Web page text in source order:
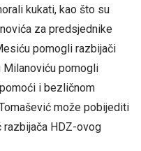
kukati, kao što su
za predsjednike
pomogli razbijači
Milanoviću pomogli
i bezličnom
može pobijediti
razbijača HDZ-ovog